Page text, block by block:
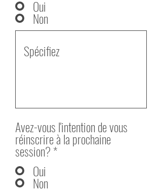
Oui
Non
Avez-vous l'intention de vous
réinscrire à la prochaine
session?*
Oui
Non